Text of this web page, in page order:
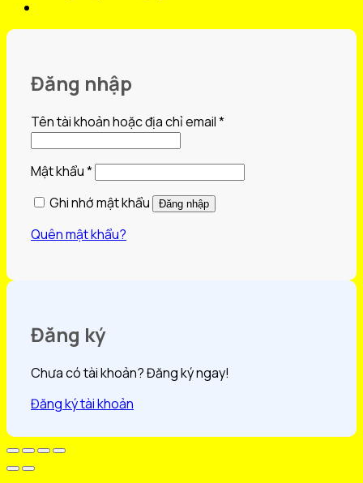
Đăng nhập
Tên tài khoản hoặc địa chỉ email*Bắt
Mật khẩu*Bắt
Ghi nhớ mật khẩu
Đăng nhập
Quên mật khẩu?
Đăng ký
Chưa có tài khoản? Đăng ký ngay!
Đăng ký tài khoản